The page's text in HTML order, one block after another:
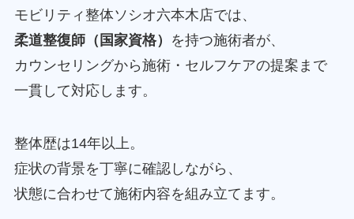
モビリティ整体ソシオ六本木店では、
柔道整復師（国家資格）
を持つ施術者が、
カウンセリングから施術・セルフケアの提案まで
一貫して対応します。
整体歴は14年以上。
症状の背景を丁寧に確認しながら、
状態に合わせて施術内容を組み立てます。